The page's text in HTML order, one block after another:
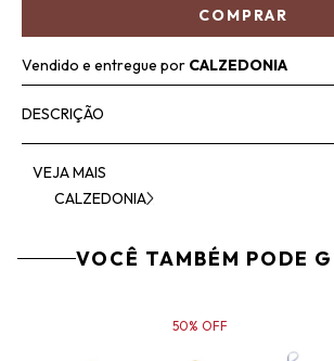
COMPRAR
Vendido e entregue por CALZEDONIA
DESCRIÇÃO
VEJA MAIS
CALZEDONIA
VOCÊ TAMBÉM PODE
50% OFF